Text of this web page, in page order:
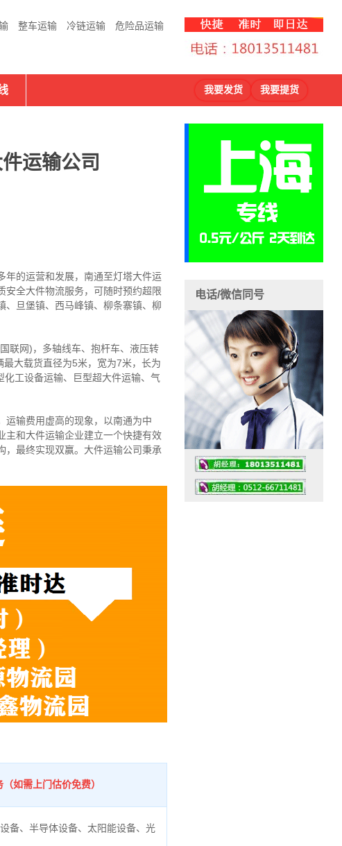
整车运输 冷链运输 危险品运输
我要发货 我要提货
运输公司
年的运营和发展，南通至灯塔大件运
安全大件物流服务，可随时预约超限
、旦堡镇、西马峰镇、柳条寨镇、柳
联网)，多轴线车、抱杆车、液压转
大载货直径为5米，宽为7米，长为
工设备运输、巨型超大件运输、气
运输费用虚高的现象，以南通为中
主和大件运输企业建立一个快捷有效
，最终实现双赢。大件运输公司秉承
如需上门估价免费）
备、半导体设备、太阳能设备、光
电话/微信同号